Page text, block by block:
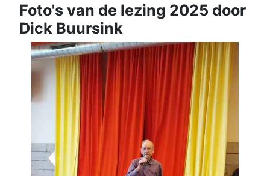
Foto's van de lezing 2025 door
Dick Buursink